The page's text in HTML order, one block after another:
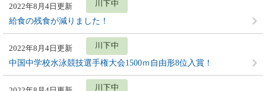
2022年8月4日更新
給食の残食が減りました！
2022年8月4日更新
中国中学校水泳競技選手権大会1500ｍ自由形8位入賞！